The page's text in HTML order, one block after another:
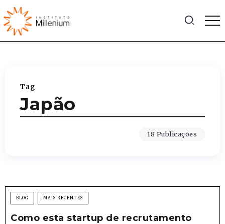
Tag
Japão
18 Publicações
BLOG MAIS RECENTES
Como esta startup de recrutamento